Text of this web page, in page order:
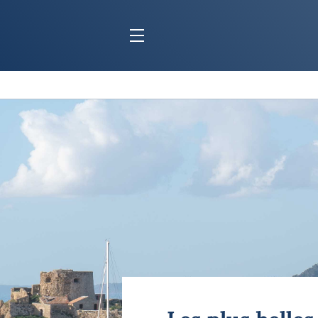
rédaction
Collection Bloc Marine